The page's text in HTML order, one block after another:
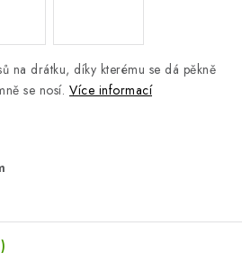
na drátku, díky kterému se dá pěkně
se nosí. Více informací